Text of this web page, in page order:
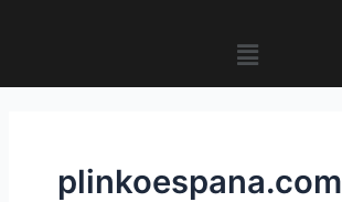
Menu
plinkoespana.com